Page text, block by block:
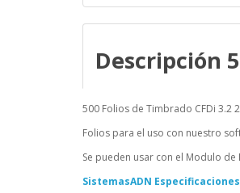
Descripción
500 Folios de Timbrado CFDi 3.2
Folios para el uso con nuestro
Se pueden usar con el Modulo de
SistemasADN Especificaciones